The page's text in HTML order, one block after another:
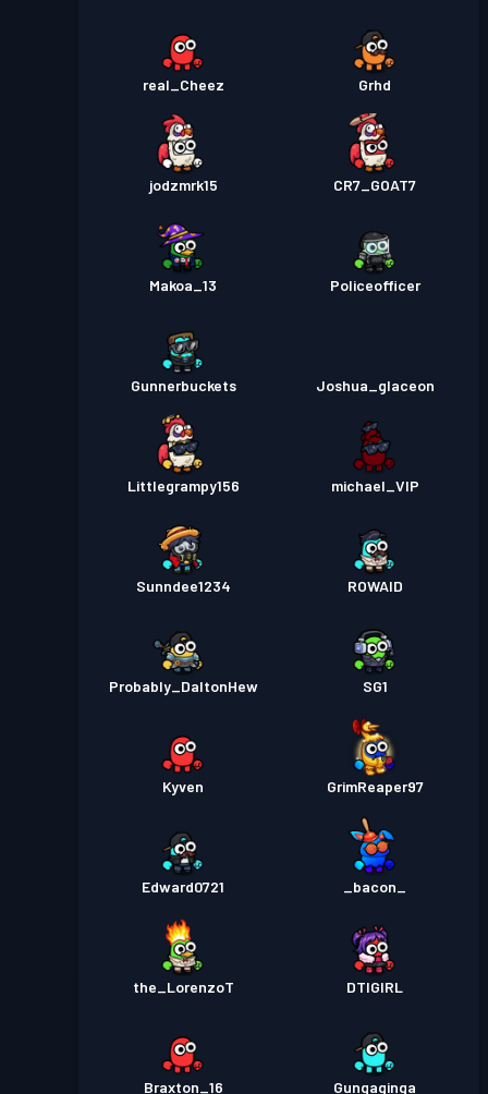
real_Cheez Grhd
jodzmrk15 CR7_GOAT7
Makoa_13 Policeofficer
Gunnerbuckets Joshua_glaceon
Littlegrampy156 michael_VIP
Sunndee1234 ROWAID
Probably_DaltonHew SG1
Kyven GrimReaper97
Edward0721 _bacon_
the_LorenzoT DTIGIRL
Braxton_16 Gungaginga